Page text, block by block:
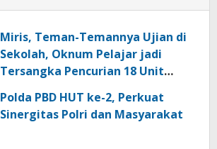
Miris, Teman-Temannya Ujian di
Sekolah, Oknum Pelajar jadi
Tersangka Pencurian 18 Unit
Polda PBD HUT ke-2, Perkuat
Sinergitas Polri dan Masyarakat